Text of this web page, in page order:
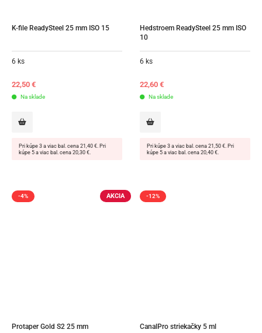
K-file ReadySteel 25 mm ISO 15
6 ks
22,50 €
Na sklade
Pri kúpe 3 a viac bal. cena 21,40 €. Pri
kúpe 5 a viac bal. cena 20,30 €.
Hedstroem ReadySteel 25 mm ISO
10
6 ks
22,60 €
Na sklade
Pri kúpe 3 a viac bal. cena 21,50 €. Pri
kúpe 5 a viac bal. cena 20,40 €.
AKCIA
-4%
Protaper Gold S2 25 mm
-12%
CanalPro striekačky 5 ml